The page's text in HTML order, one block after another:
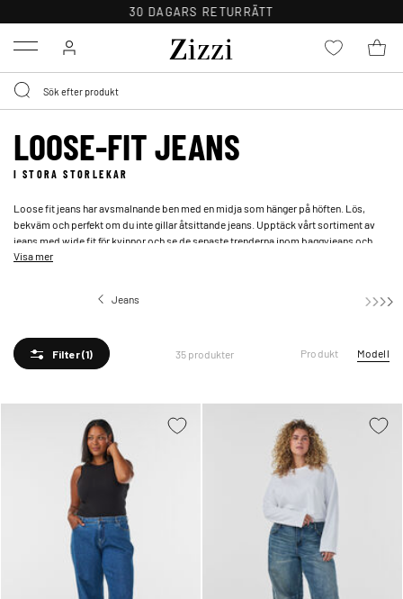
30 DAGARS RETURRÄTT
Menu
LOOSE-FIT JEANS
I STORA STORLEKAR
Loose fit jeans har avsmalnande ben med en midja som hänger på höften. Lös,
bekväm och perfekt om du inte gillar åtsittande jeans. Upptäck vårt sortiment av
jeans med wide fit för kvinnor och se de senaste trenderna inom baggyjeans och
loose fit.
Visa mer
Jeans
Filter(1) 35 produkter Produkt Modell